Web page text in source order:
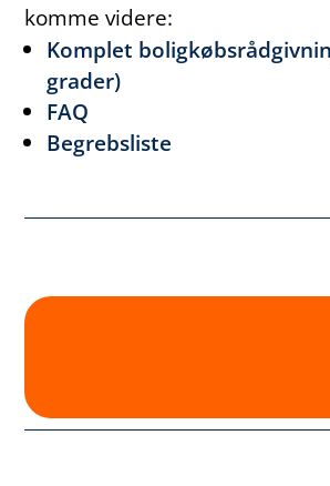
komme videre:
Komplet
grader)
FAQ
Begrebsliste